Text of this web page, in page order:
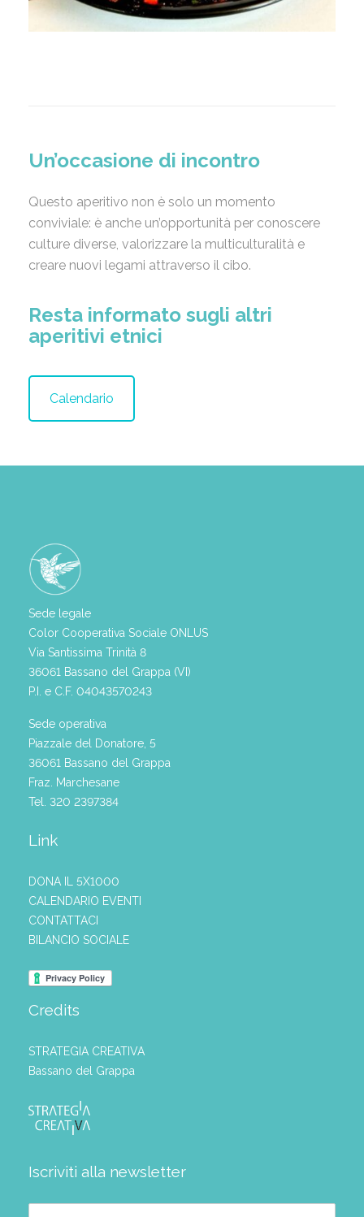
Un’occasione di incontro
Questo aperitivo non è solo un momento
conviviale: è anche un’opportunità per conoscere
culture diverse, valorizzare la multiculturalità e
creare nuovi legami attraverso il cibo.
Resta informato sugli altri
aperitivi etnici
Calendario
Sede legale
Color Cooperativa Sociale ONLUS
Via Santissima Trinità 8
36061 Bassano del Grappa (VI)
P.I. e C.F. 04043570243
Sede operativa
Piazzale del Donatore, 5
36061 Bassano del Grappa
Fraz. Marchesane
Tel. 320 2397384
Link
DONA IL 5X1000
CALENDARIO EVENTI
CONTATTACI
BILANCIO SOCIALE
Credits
STRATEGIA CREATIVA
Bassano del Grappa
Iscriviti alla newsletter